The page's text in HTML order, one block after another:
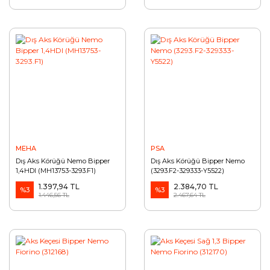
MEHA
Dış Aks Körüğü Nemo Bipper
1,4HDI (MH13753-3293.F1)
%3 1.397,94 TL
1.446,56 TL
PSA
Dış Aks Körüğü Bipper Nemo
(3293.F2-329333-Y5522)
%3 2.384,70 TL
2.467,64 TL